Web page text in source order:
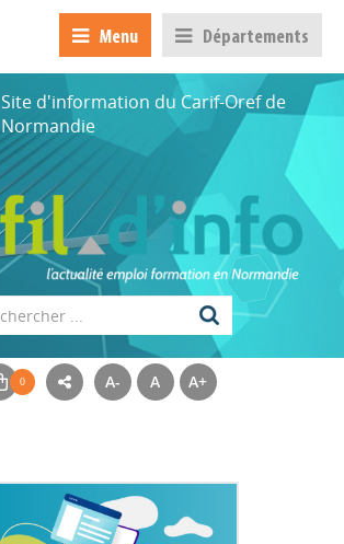
Menu Départements
Site d'information du Carif-Oref de
Normandie
A- A A+